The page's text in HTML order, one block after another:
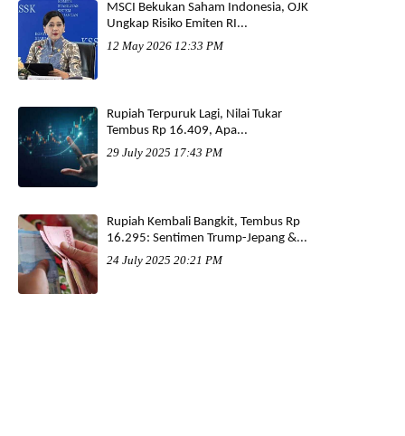
MSCI Bekukan Saham Indonesia, OJK
Ungkap Risiko Emiten RI...
12 May 2026 12:33 PM
Rupiah Terpuruk Lagi, Nilai Tukar
Tembus Rp 16.409, Apa...
29 July 2025 17:43 PM
Rupiah Kembali Bangkit, Tembus Rp
16.295: Sentimen Trump-Jepang &...
24 July 2025 20:21 PM